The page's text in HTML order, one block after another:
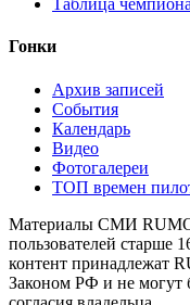
Таблица
Гонки
Архив записей
События
Календарь
Видео
Фотогалереи
ТОП времен
Материалы СМИ
пользователей старше
контент принадлежат
Законом РФ и не могут